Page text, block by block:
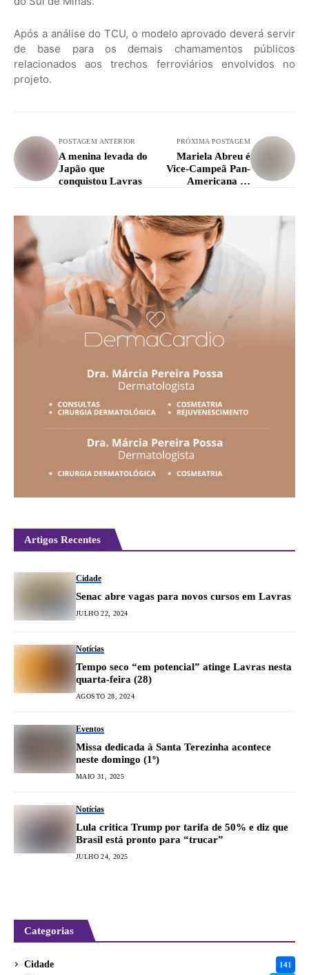
Após a análise do TCU, o modelo aprovado deverá servir
de base para os demais chamamentos públicos
relacionados aos trechos ferroviários envolvidos no
projeto.
POSTAGEM ANTERIOR
A menina levada do
Japão que
conquistou Lavras
PRÓXIMA POSTAGEM
Mariela Abreu é
Vice-Campeã Pan-
Americana de
Artigos Recentes
Cidade
Senac abre vagas para novos cursos em Lavras
JULHO 22, 2024
Notícias
Tempo seco “em potencial” atinge Lavras nesta
quarta-feira (28)
AGOSTO 28, 2024
Eventos
Missa dedicada à Santa Terezinha acontece
neste domingo (1º)
MAIO 31, 2025
Notícias
Lula critica Trump por tarifa de 50% e diz que
Brasil está pronto para “trucar”
JULHO 24, 2025
Categorias
Cidade 141